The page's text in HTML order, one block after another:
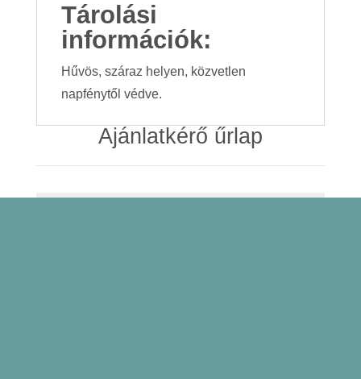
Tárolási
információk:
Hűvös, száraz helyen, közvetlen
napfénytől védve.
Ajánlatkérő űrlap